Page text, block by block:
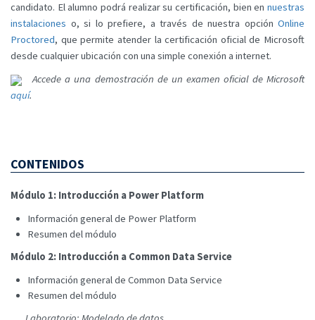
candidato. El alumno podrá realizar su certificación, bien en nuestras
instalaciones o, si lo prefiere, a través de nuestra opción Online
Proctored, que permite atender la certificación oficial de Microsoft
desde cualquier ubicación con una simple conexión a internet.
Accede a una demostración de un examen oficial de Microsoft
aquí.
CONTENIDOS
Módulo 1: Introducción a Power Platform
Información general de Power Platform
Resumen del módulo
Módulo 2: Introducción a Common Data Service
Información general de Common Data Service
Resumen del módulo